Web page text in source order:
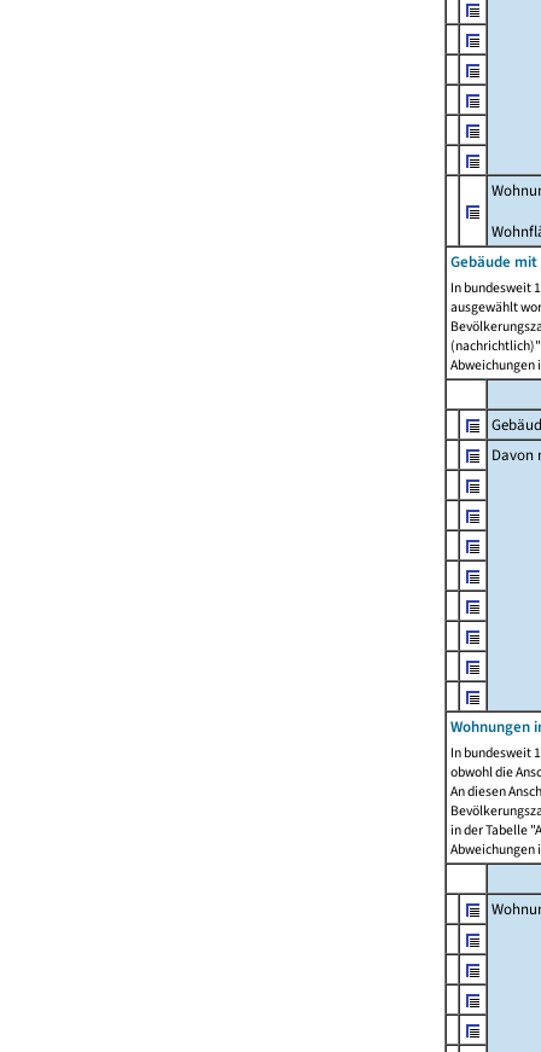
Gebäude
In bundesweit
ausgewählt
Abweichungen
Davon
Wohnungen
In bundesweit
obwohl die
An diesen
in der Tabelle
Abweichungen